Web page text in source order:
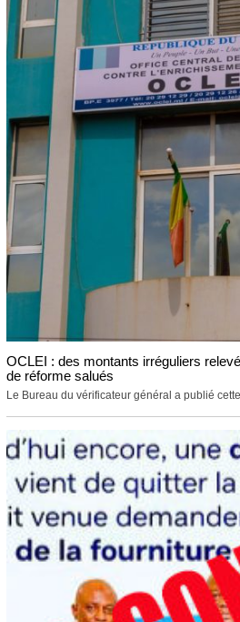
OCLEI : des montants irréguliers
de réforme salués
Le Bureau du vérificateur général a publié